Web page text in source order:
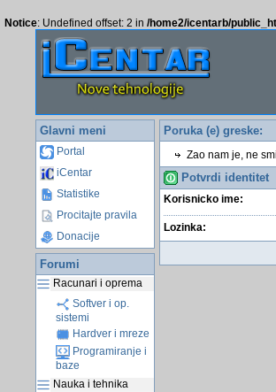
Notice: Undefined offset: 2 in /home2/icentarb/
Glavni meni
Portal
iCentar
Statistike
Procitajte pravila
Donacije
Forumi
Racunari i oprema
Softver i op.
sistemi
Hardver i mreze
Programiranje i
baze
Nauka i tehnika
Poruka (e) greske:
Zao nam je, ne
Potvrdi identitet
Korisnicko ime:
Lozinka: